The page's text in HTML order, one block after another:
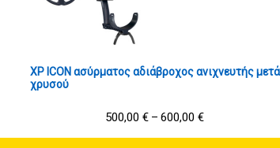
XP ICON ασύρματος αδιάβροχος ανιχνευτής
χρυσού
500,00 € – 600,00 €